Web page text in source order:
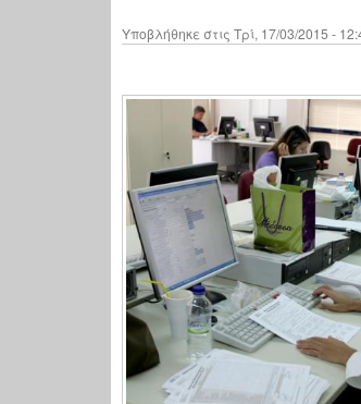
Υποβλήθηκε στις Τρί, 17/03/2015 -